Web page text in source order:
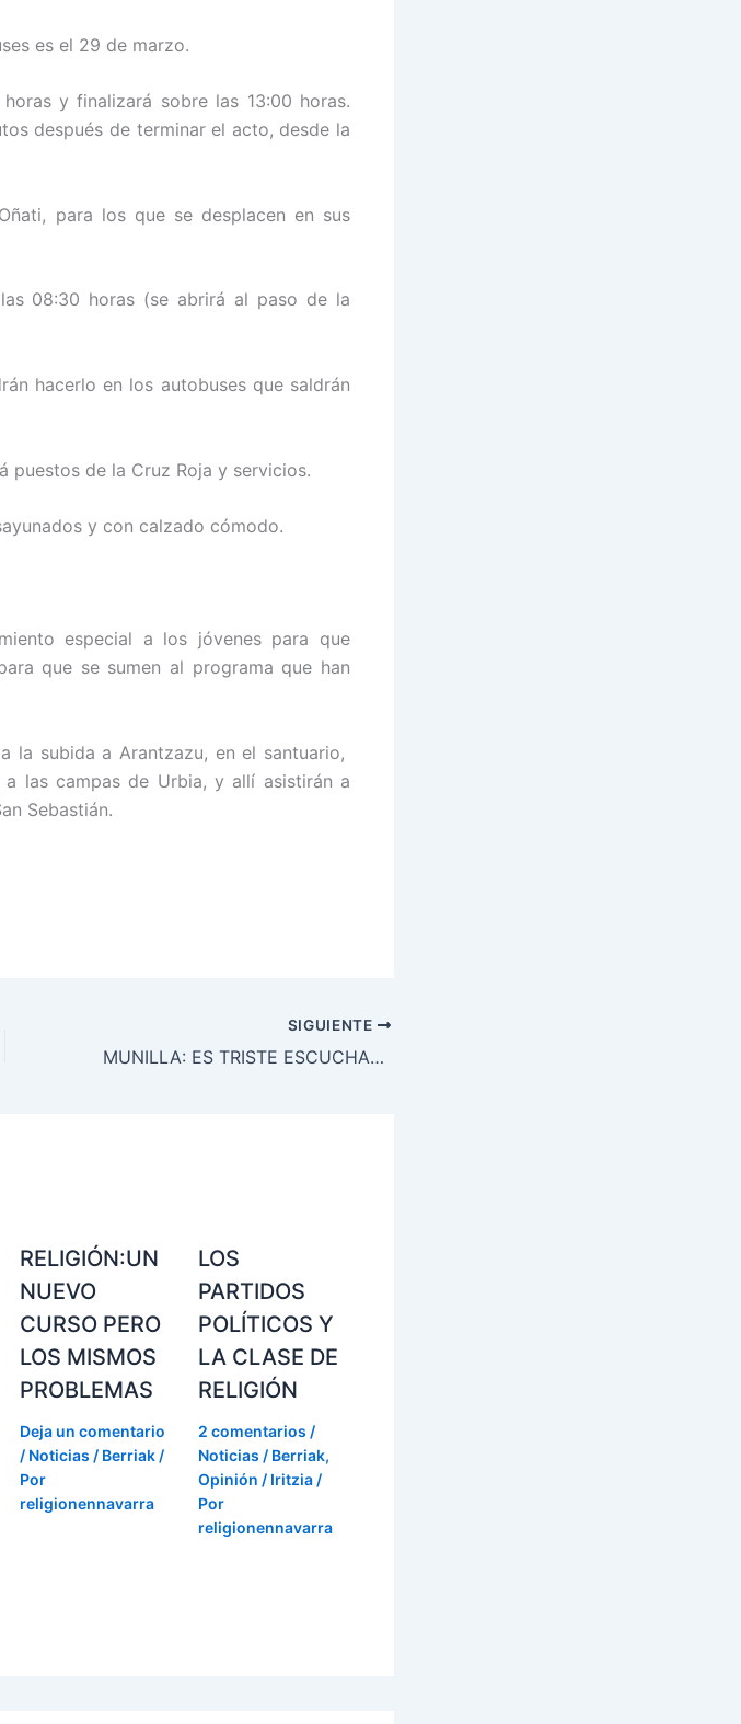
es el 29 de marzo.
y finalizará sobre las 13:00 horas.
después de terminar el acto, desde la
para los que se desplacen en sus
08:30 horas (se abrirá al paso de la
hacerlo en los autobuses que saldrán
puestos de la Cruz Roja y servicios.
y con calzado cómodo.
especial a los jóvenes para que
que se sumen al programa que han
la subida a Arantzazu, en el santuario,
las campas de Urbia, y allí asistirán a
Sebastián.
SIGUIENTE
MUNILLA: ES TRISTE ESCUCHAR QUE EL ARREPENTIMIENTO ES UN CONCEPTO RELIGIOSO
RELIGIÓN:UN
NUEVO
CURSO PERO
LOS MISMOS
PROBLEMAS
Deja un comentario
/ Noticias / Berriak/
Por
religionennavarra
LOS
PARTIDOS
POLÍTICOS Y
LA CLASE DE
RELIGIÓN
2 comentarios /
Noticias / Berriak,
Opinión / Iritzia /
Por
religionennavarra